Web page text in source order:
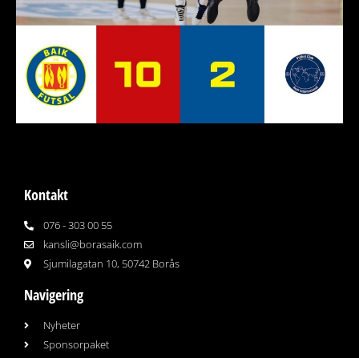
Kontakt
076 - 303 00 55
kansli@borasaik.com
Sjumilagatan 10, 50742 Borås
Navigering
Nyheter
Sponsorpaket